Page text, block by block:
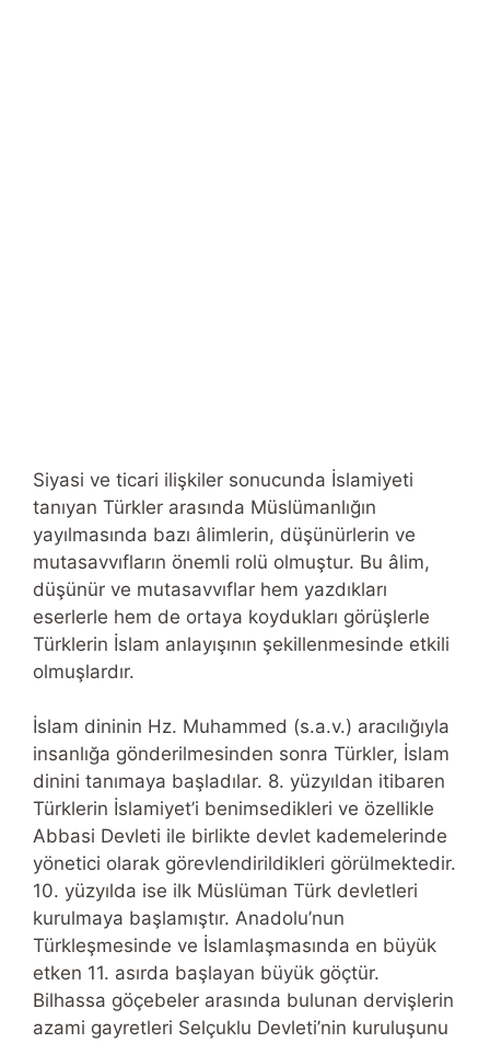
Siyasi ve ticari ilişkiler sonucunda İslamiyeti
tanıyan Türkler arasında Müslümanlığın
yayılmasında bazı âlimlerin, düşünürlerin ve
mutasavvıfların önemli rolü olmuştur. Bu âlim,
düşünür ve mutasavvıflar hem yazdıkları
eserlerle hem de ortaya koydukları görüşlerle
Türklerin İslam anlayışının şekillenmesinde etkili
olmuşlardır.
İslam dininin Hz. Muhammed (s.a.v.) aracılığıyla
insanlığa gönderilmesinden sonra Türkler, İslam
dinini tanımaya başladılar. 8. yüzyıldan itibaren
Türklerin İslamiyet’i benimsedikleri ve özellikle
Abbasi Devleti ile birlikte devlet kademelerinde
yönetici olarak görevlendirildikleri görülmektedir.
10. yüzyılda ise ilk Müslüman Türk devletleri
kurulmaya başlamıştır. Anadolu’nun
Türkleşmesinde ve İslamlaşmasında en büyük
etken 11. asırda başlayan büyük göçtür.
Bilhassa göçebeler arasında bulunan dervişlerin
azami gayretleri Selçuklu Devleti’nin kuruluşunu